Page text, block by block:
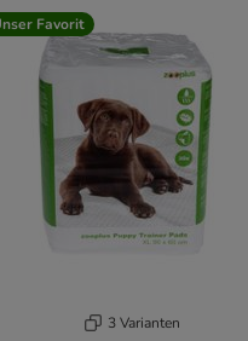
product items have been changed
Favorit
3 Varianten